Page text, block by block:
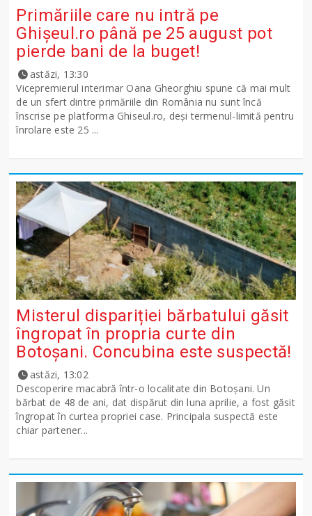
Primăriile care nu intră pe
Ghişeul.ro până pe 25 august pot
pierde bani de la buget!
astăzi, 13:30
Vicepremierul interimar Oana Gheorghiu spune că mai mult
de un sfert dintre primăriile din România nu sunt încă
înscrise pe platforma Ghiseul.ro, deși termenul-limită pentru
înrolare este 25 ...
Misterul dispariției bărbatului găsit
îngropat în propria curte din
Botoșani. Concubina este suspectă!
astăzi, 13:02
Descoperire macabră într-o localitate din Botoșani. Un
bărbat de 48 de ani, dat dispărut din luna aprilie, a fost găsit
îngropat în curtea propriei case. Principala suspectă este
chiar partener...